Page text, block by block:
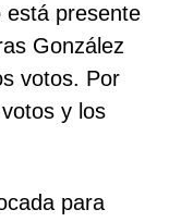
está presente
González
votos. Por
y los
para